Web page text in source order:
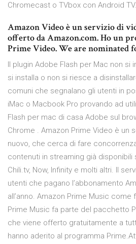
Chromecast o TVbox con Android TV.
Amazon Video è un servizio di
offerto da Amazon.com. Ho un
Prime Video. We are nominated
Il plugin Adobe Flash per Mac non si
si installa o non si riesce a
comuni che segnalano gli utenti in
iMac o Macbook Pro provando ad
Flash per mac di casa Adobe sul
Chrome . Amazon Prime Video è un
nuovo, che cerca di fare
contenuti in streaming già disponibili
Chili.tv, Now, Infinity e molti altri. Il
utenti che pagano l’abbonamento
all’anno. Amazon Prime Music come
Prime Music fa parte del pacchetto
che viene offerto gratuitamente a
hanno aderito al programma